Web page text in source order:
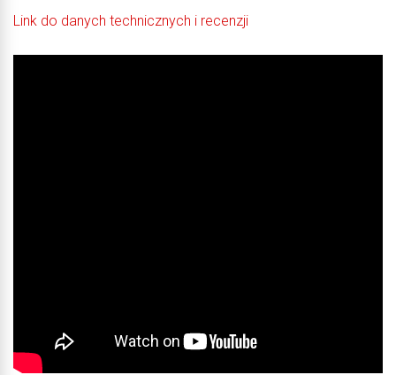
Link do danych technicznych i recenzji